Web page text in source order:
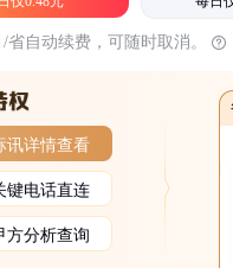
省自动续费，可随时取消。
讯详情查看
键电话直连
方分析查询